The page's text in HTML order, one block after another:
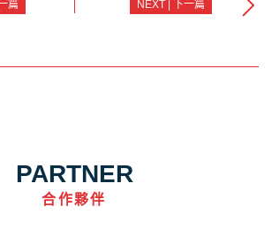
篇 NEXT | 下一篇
PARTNER
合作夥伴